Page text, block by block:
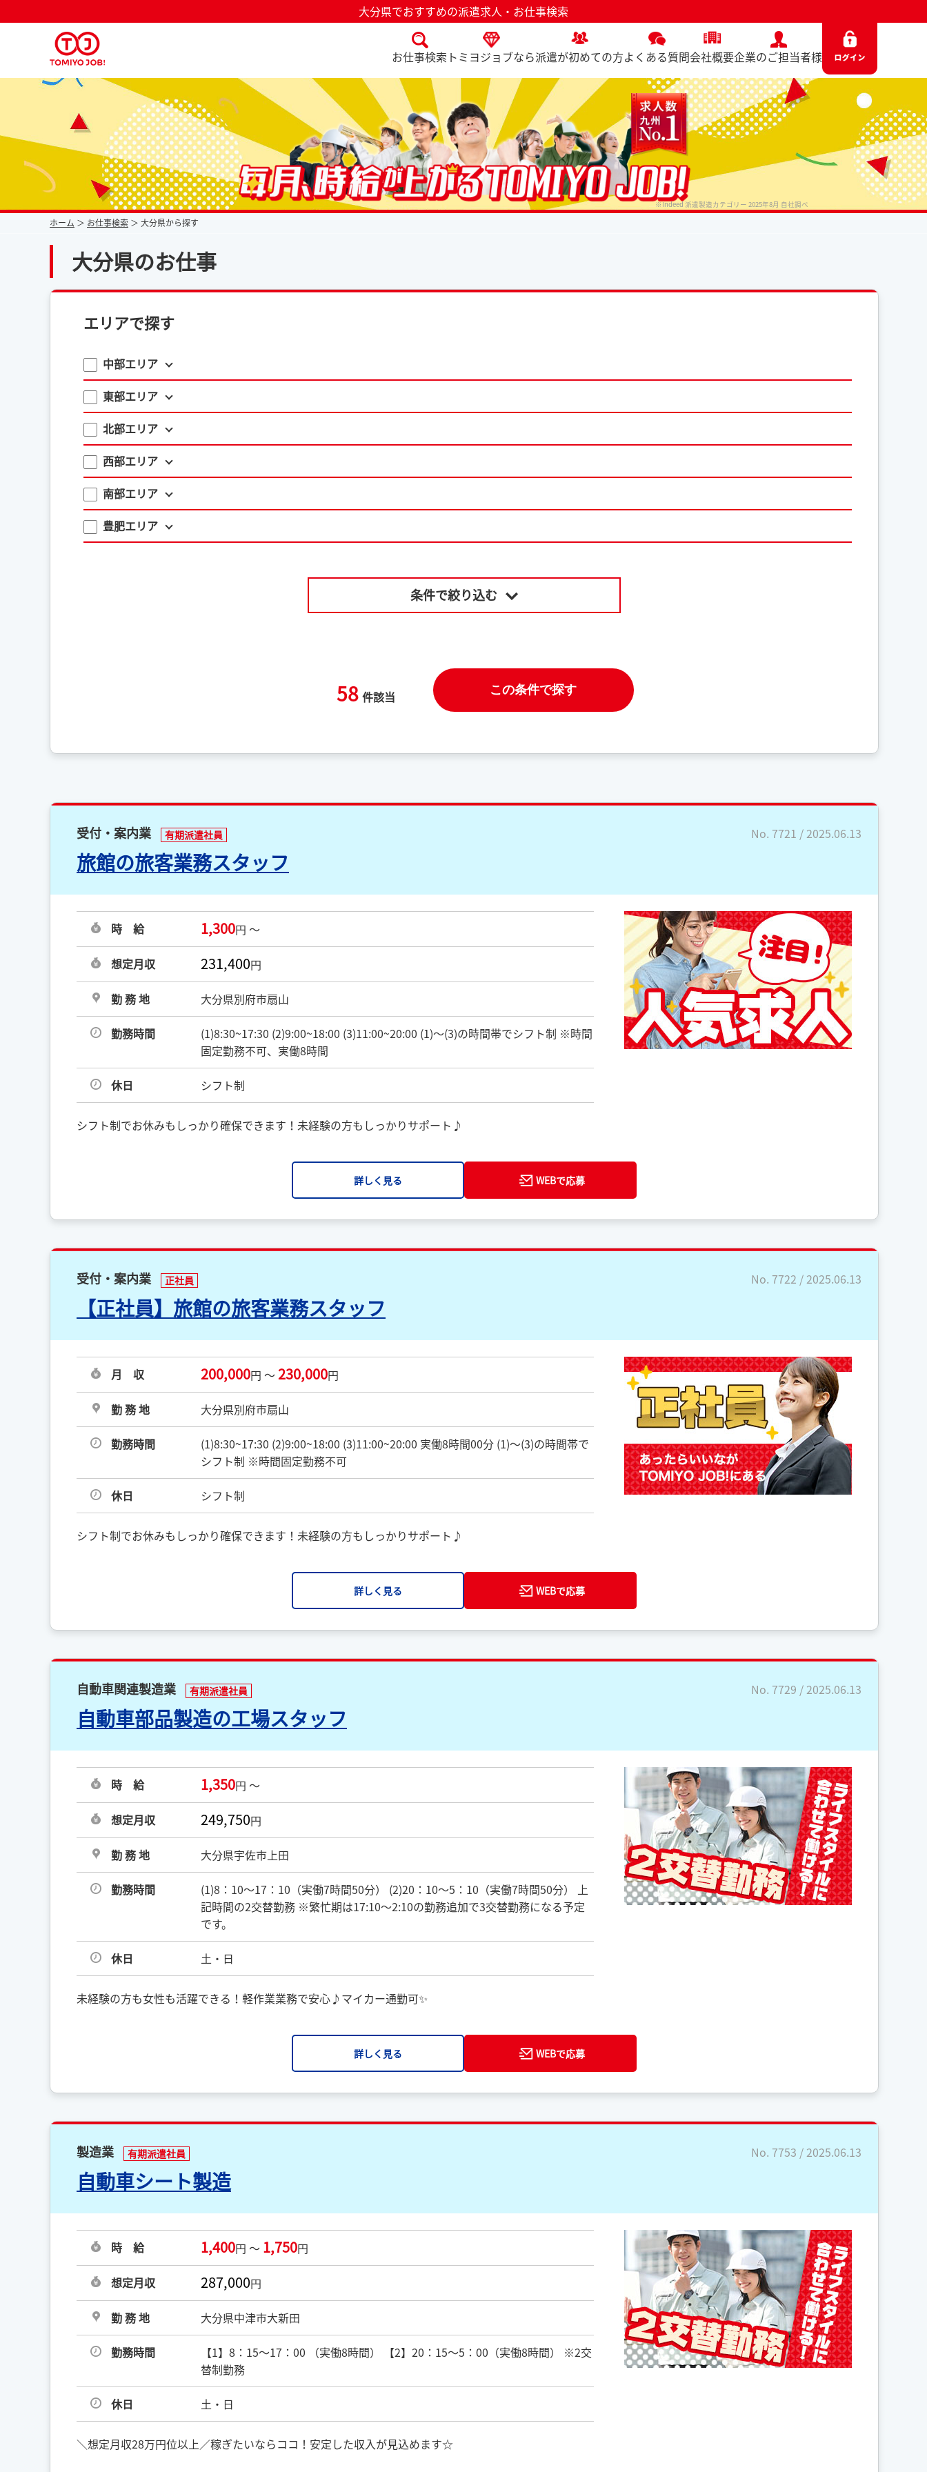
大分県でおすすめの派遣求人・お仕事検索
お仕事検索 トミヨジョブなら派遣が初めての方よくある質問会社概要企業のご担当者様
派遣なら毎月時給が上がるトミヨジョブ ※Indeed 派遣製造カテゴリー 2025年8月 自社調べ
ホーム お仕事検索 大分県から探す
大分県のお仕事
エリアで探す
中部エリア
東部エリア
北部エリア
西部エリア
南部エリア
豊肥エリア
条件で絞り込む
58 件該当 この条件で探す
受付・案内業 有期派遣社員 No. 7721 / 2025.06.13
旅館の旅客業務スタッフ
時 給 1,300円 ～
想定月収 231,400円
勤 務 地 大分県別府市扇山
勤務時間
(1)8:30~17:30 (2)9:00~18:00 (3)11:00~20:00 (1)～(3)の時間帯でシフト制 ※時間
固定勤務不可、実働8時間
休日 シフト制
シフト制でお休みもしっかり確保できます！未経験の方もしっかりサポート♪
WEBで応募
詳しく見る
受付・案内業 正社員 No. 7722 / 2025.06.13
【正社員】旅館の旅客業務スタッフ
月 収 200,000円 ～230,000円
勤 務 地 大分県別府市扇山
勤務時間
(1)8:30~17:30 (2)9:00~18:00 (3)11:00~20:00 実働8時間00分 (1)～(3)の時間帯で
シフト制 ※時間固定勤務不可
休日 シフト制
シフト制でお休みもしっかり確保できます！未経験の方もしっかりサポート♪
WEBで応募
詳しく見る
自動車関連製造業 有期派遣社員 No. 7729 / 2025.06.13
自動車部品製造の工場スタッフ
時 給 1,350円 ～
想定月収 249,750円
勤 務 地 大分県宇佐市上田
勤務時間
(1)8：10〜17：10（実働7時間50分） (2)20：10〜5：10（実働7時間50分） 上
記時間の2交替勤務 ※繁忙期は17:10～2:10の勤務追加で3交替勤務になる予定
です。
休日 土・日
未経験の方も女性も活躍できる！軽作業業務で安心♪マイカー通勤可✨
WEBで応募
詳しく見る
製造業 有期派遣社員 No. 7753 / 2025.06.13
自動車シート製造
時 給 1,400円 ～ 1,750円
想定月収 287,000円
勤 務 地 大分県中津市大新田
勤務時間
【1】8：15～17：00 （実働8時間） 【2】20：15～5：00（実働8時間） ※2交
替制勤務
休日 土・日
＼想定月収28万円位以上／稼ぎたいならココ！安定した収入が見込めます☆